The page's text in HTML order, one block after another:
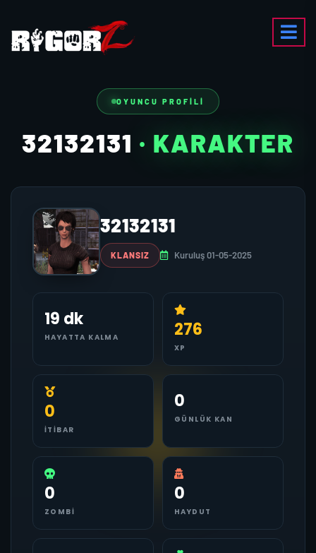
OYUNCU PROFILI
32132131 · KARAKTER
32132131
KLANSIZ Kuruluş 01-05-2025
19 dk
HAYATTA KALMA 276
XP
0
İTIBAR
0
GÜNLÜK KAN
0
ZOMBI
0
HAYDUT